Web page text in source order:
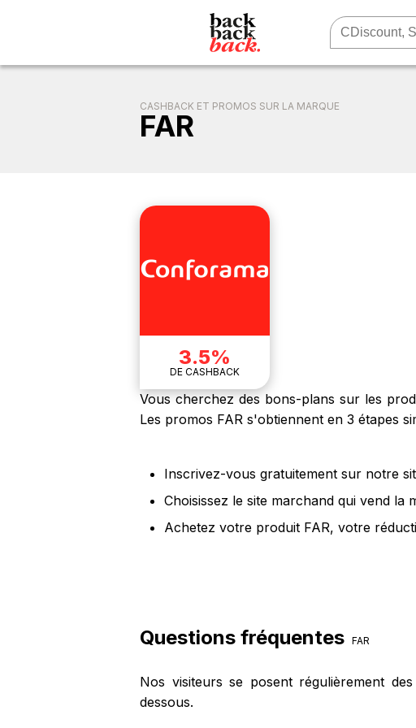
CASHBACK ET PROMOS SUR LA MARQUE
FAR
3.5%
DE CASHBACK
Vous cherchez des bons-plans sur les
Les promos FAR s'obtiennent en 3 étapes
Inscrivez-vous gratuitement sur notre
Choisissez le site marchand qui vend
Achetez votre produit FAR, votre
Questions fréquentes FAR
Nos visiteurs se posent régulièrement
dessous.